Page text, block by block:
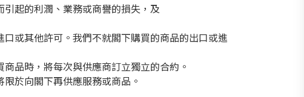
起的利潤、業務或商譽的損失，及
或其他許可。我們不就閣下購買的商品的出口或進
品時，將每次與供應商訂立獨立的合約。
於向閣下再供應服務或商品。